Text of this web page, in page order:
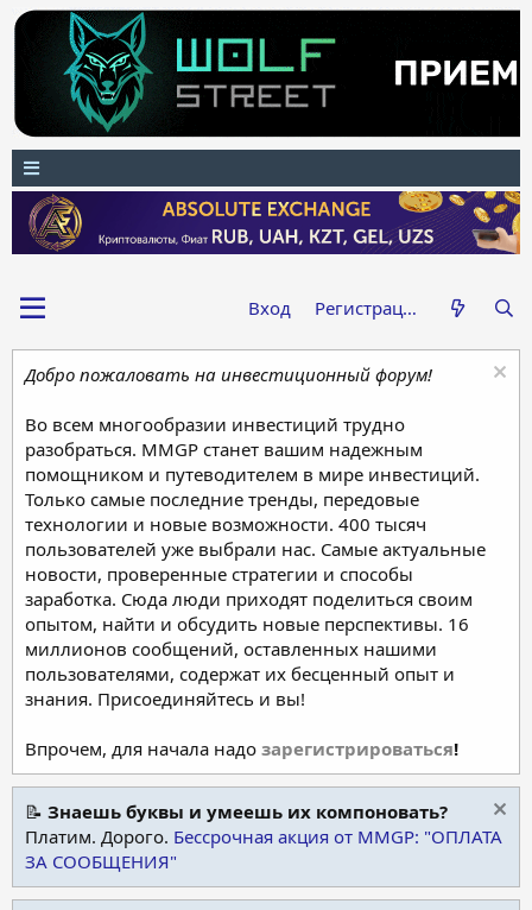
Вход Регистрация
Добро пожаловать на инвестиционный форум!
Во всем многообразии инвестиций трудно
разобраться. MMGP станет вашим надежным
помощником и путеводителем в мире инвестиций.
Только самые последние тренды, передовые
технологии и новые возможности. 400 тысяч
пользователей уже выбрали нас. Самые актуальные
новости, проверенные стратегии и способы
заработка. Сюда люди приходят поделиться своим
опытом, найти и обсудить новые перспективы. 16
миллионов сообщений, оставленных нашими
пользователями, содержат их бесценный опыт и
знания. Присоединяйтесь и вы!
Впрочем, для начала надо зарегистрироваться!
📝 Знаешь буквы и умеешь их компоновать?
Платим. Дорого. Бессрочная акция от MMGP: "ОПЛАТА
ЗА СООБЩЕНИЯ"